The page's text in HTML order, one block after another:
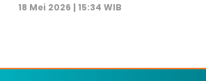
18 Mei 2026 | 15:34 WIB